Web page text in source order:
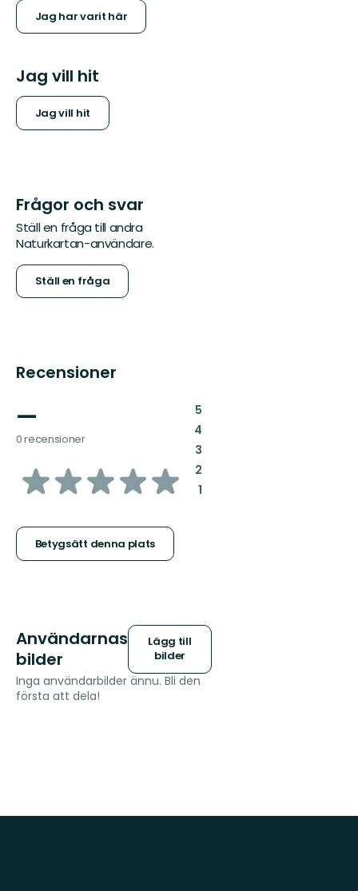
Jag har varit här
Jag vill hit
Jag vill hit
Frågor och svar
Ställ en fråga till andra
Naturkartan-användare.
Ställ en fråga
Recensioner
—
0 recensioner
av
stjärnor
Betygsätt denna plats
5:
4:
3:
2:
1:
Användarnas
bilder
Lägg till
bilder
Inga användarbilder ännu. Bli den
första att dela!